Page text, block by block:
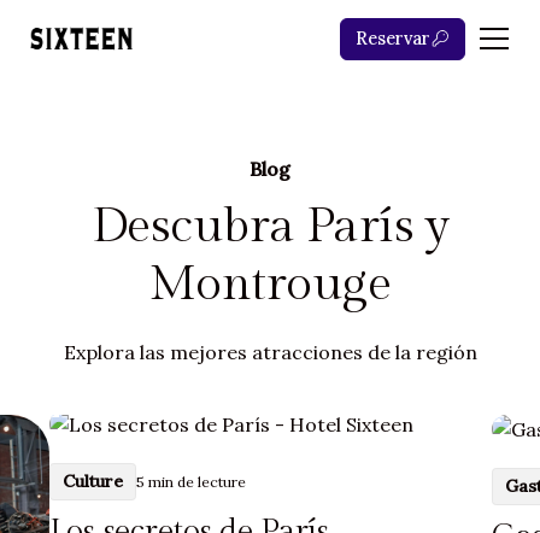
Reservar
Blog
Descubra París y
Montrouge
Explora las mejores atracciones de la región
Culture 5 min de lecture